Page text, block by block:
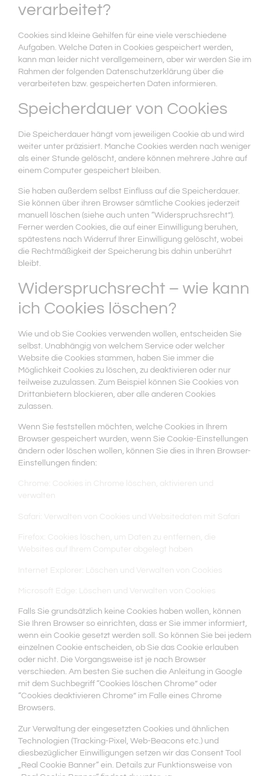
verarbeitet?
Cookies sind kleine Gehilfen für eine viele verschiedene
Aufgaben. Welche Daten in Cookies gespeichert werden,
kann man leider nicht verallgemeinern, aber wir werden Sie im
Rahmen der folgenden Datenschutzerklärung über die
verarbeiteten bzw. gespeicherten Daten informieren.
Speicherdauer von Cookies
Die Speicherdauer hängt vom jeweiligen Cookie ab und wird
weiter unter präzisiert. Manche Cookies werden nach weniger
als einer Stunde gelöscht, andere können mehrere Jahre auf
einem Computer gespeichert bleiben.
Sie haben außerdem selbst Einfluss auf die Speicherdauer.
Sie können über ihren Browser sämtliche Cookies jederzeit
manuell löschen (siehe auch unten “Widerspruchsrecht”).
Ferner werden Cookies, die auf einer Einwilligung beruhen,
spätestens nach Widerruf Ihrer Einwilligung gelöscht, wobei
die Rechtmäßigkeit der Speicherung bis dahin unberührt
bleibt.
Widerspruchsrecht – wie kann
ich Cookies löschen?
Wie und ob Sie Cookies verwenden wollen, entscheiden Sie
selbst. Unabhängig von welchem Service oder welcher
Website die Cookies stammen, haben Sie immer die
Möglichkeit Cookies zu löschen, zu deaktivieren oder nur
teilweise zuzulassen. Zum Beispiel können Sie Cookies von
Drittanbietern blockieren, aber alle anderen Cookies
zulassen.
Wenn Sie feststellen möchten, welche Cookies in Ihrem
Browser gespeichert wurden, wenn Sie Cookie-Einstellungen
ändern oder löschen wollen, können Sie dies in Ihren Browser-
Einstellungen finden:
Chrome: Cookies in Chrome löschen, aktivieren und
verwalten
Safari: Verwalten von Cookies und Websitedaten mit Safari
Firefox: Cookies löschen, um Daten zu entfernen, die
Websites auf Ihrem Computer abgelegt haben
Internet Explorer: Löschen und Verwalten von Cookies
Microsoft Edge: Löschen und Verwalten von Cookies
Falls Sie grundsätzlich keine Cookies haben wollen, können
Sie Ihren Browser so einrichten, dass er Sie immer informiert,
wenn ein Cookie gesetzt werden soll. So können Sie bei jedem
einzelnen Cookie entscheiden, ob Sie das Cookie erlauben
oder nicht. Die Vorgangsweise ist je nach Browser
verschieden. Am besten Sie suchen die Anleitung in Google
mit dem Suchbegriff “Cookies löschen Chrome” oder
“Cookies deaktivieren Chrome” im Falle eines Chrome
Browsers.
Zur Verwaltung der eingesetzten Cookies und ähnlichen
Technologien (Tracking-Pixel, Web-Beacons etc.) und
diesbezüglicher Einwilligungen setzen wir das Consent Tool
„Real Cookie Banner“ ein. Details zur Funktionsweise von